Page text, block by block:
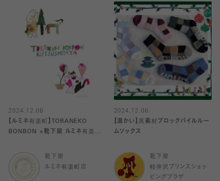
2024.12.06
【ルミネ有楽町】TORANEKO
BONBON ×靴下屋 ルミネ有楽町
靴下屋
ルミネ有楽町店
2024.12.06
【温かい】異素材ブロックパイルルー
ムソックス
靴下屋
軽井沢プリンスショッ
ピングプラザ